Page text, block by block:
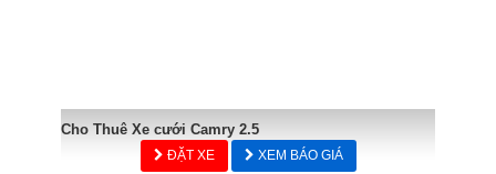
Cho Thuê Xe cưới Camry 2.5
ĐẶT XE XEM BÁO GIÁ